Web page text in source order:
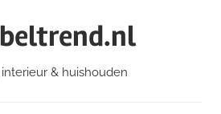
& huishouden